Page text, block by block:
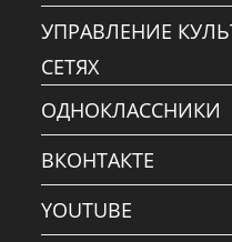
УПРАВЛЕНИЕ
СЕТЯХ
ОДНОКЛАССНИКИ
ВКОНТАКТЕ
YOUTUBE